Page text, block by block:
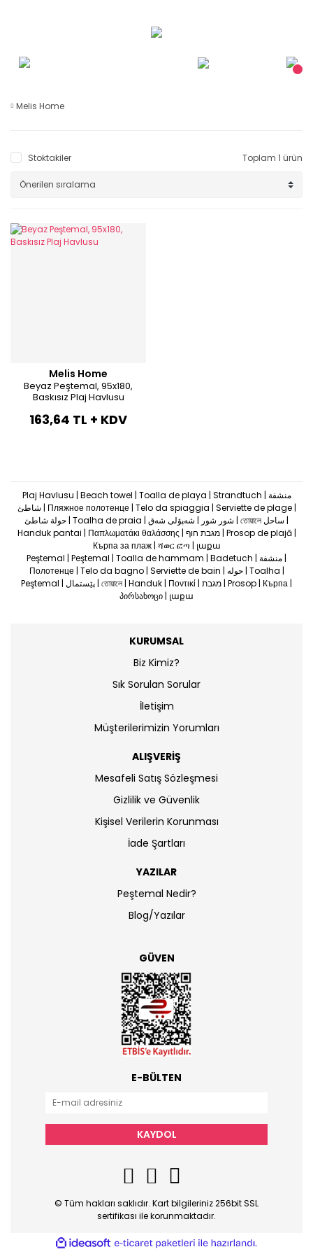
Melis Home
Stoktakiler Toplam 1 ürün
Melis Home
Beyaz Peştemal, 95x180,
Baskısız Plaj Havlusu
163,64 TL + KDV
Plaj Havlusu | Beach towel | Toalla de playa | Strandtuch | منشفة
شاطئ | Пляжное полотенце | Telo da spiaggia | Serviette de plage |
حولة شاطئ | Toalha de praia | شور شور | شەپۆلی شەق | তোয়ালে ساحل |
Handuk pantai | Παπλωματάκι θαλάσσης | מגבת חוף | Prosop de plajă |
Кърпа за плаж | ሻወር ፎጣ | լաքա
Peştemal | Peştemal | Toalla de hammam | Badetuch | منشفة |
Полотенце | Telo da bagno | Serviette de bain | حوله | Toalha |
Peştemal | پێستمال | তোয়ালে | Handuk | Ποντικί | מגבת | Prosop | Кърпа |
პირსახოცი | լաքա
KURUMSAL
Biz Kimiz?
Sık Sorulan Sorular
İletişim
Müşterilerimizin Yorumları
ALIŞVERİŞ
Mesafeli Satış Sözleşmesi
Gizlilik ve Güvenlik
Kişisel Verilerin Korunması
İade Şartları
YAZILAR
Peştemal Nedir?
Blog/Yazılar
GÜVEN
E-BÜLTEN
KAYDOL
© Tüm hakları saklıdır. Kart bilgileriniz 256bit SSL
sertifikası ile korunmaktadır.
ideasoft
e-